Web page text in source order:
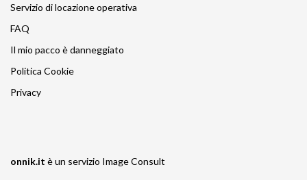
Servizio di locazione operativa
FAQ
Il mio pacco è danneggiato
Politica Cookie
Privacy
onnik.it è un servizio Image Consult